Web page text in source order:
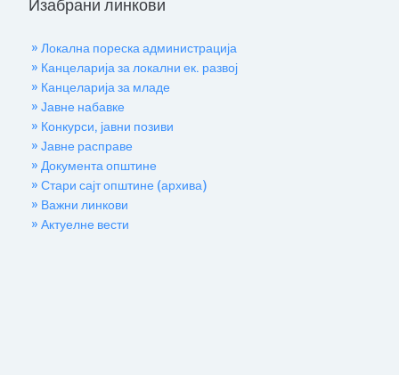
Изабрани линкови
» Локална пореска администрација
» Канцеларија за локални ек. развој
» Канцеларија за младе
» Јавне набавке
» Конкурси, јавни позиви
» Јавне расправе
» Документа општине
» Стари сајт општине (архива)
» Важни линкови
» Актуелне вести